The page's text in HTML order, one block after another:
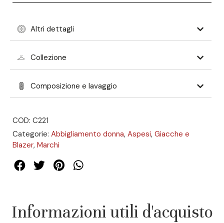
Altri dettagli
Collezione
Composizione e lavaggio
COD: C221
Categorie: Abbigliamento donna, Aspesi, Giacche e
Blazer, Marchi
Informazioni utili d'acquisto